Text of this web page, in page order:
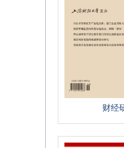
财经